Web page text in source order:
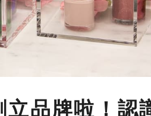
品牌啦！認